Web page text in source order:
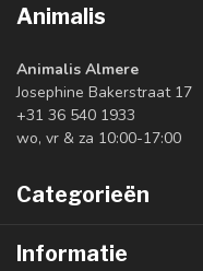
Animalis
Animalis Almere
Josephine Bakerstraat 17
+31 36 540 1933
wo, vr & za 10:00-17:00
Categorieën
Informatie